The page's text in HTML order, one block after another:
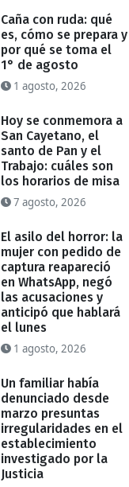
Caña con ruda: qué
es, cómo se prepara y
por qué se toma el
1° de agosto
1 agosto, 2026
Hoy se conmemora a
San Cayetano, el
santo de Pan y el
Trabajo: cuáles son
los horarios de misa
7 agosto, 2026
El asilo del horror: la
mujer con pedido de
captura reapareció
en WhatsApp, negó
las acusaciones y
anticipó que hablará
el lunes
1 agosto, 2026
Un familiar había
denunciado desde
marzo presuntas
irregularidades en el
establecimiento
investigado por la
Justicia